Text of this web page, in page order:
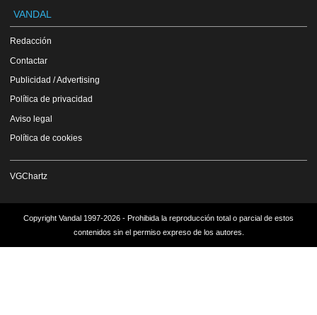
VANDAL
Redacción
Contactar
Publicidad / Advertising
Política de privacidad
Aviso legal
Política de cookies
VGChartz
Copyright Vandal 1997-2026 - Prohibida la reproducción total o parcial de estos
contenidos sin el permiso expreso de los autores.